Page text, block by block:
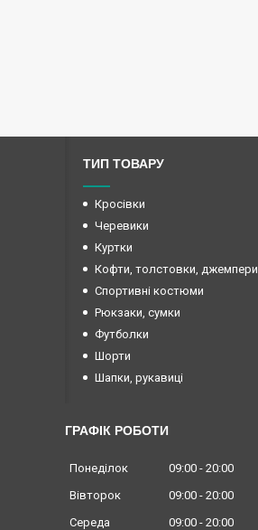
ТИП ТОВАРУ
Кросівки
Черевики
Куртки
Кофти, толстовки, джемпери
Спортивні костюми
Рюкзаки, сумки
Футболки
Шорти
Шапки, рукавиці
ГРАФІК РОБОТИ
Понеділок 09:00
20:00
Вівторок
09:00
20:00
Середа
09:00 20:00